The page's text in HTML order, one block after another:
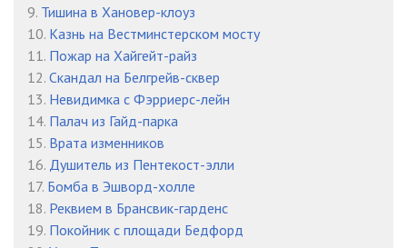
03_028
03_029
03_030
03_031
03_032
03_033
03_034
9. Тишина в Хановер-клоуз
10. Казнь на Вестминстерском мосту
11. Пожар на Хайгейт-райз
12. Скандал на Белгрейв-сквер
13. Невидимка с Фэрриерс-лейн
14. Палач из Гайд-парка
15. Врата изменников
16. Душитель из Пентекост-элли
17. Бомба в Эшворд-холле
18. Реквием в Брансвик-гарденс
19. Покойник с площади Бедфорд